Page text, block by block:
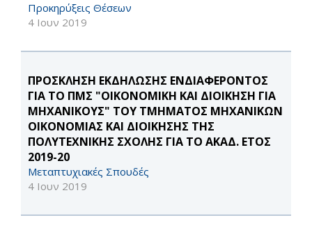
Προκηρύξεις Θέσεων
4 Ιουν 2019
ΠΡΟΣΚΛΗΣΗ ΕΚΔΗΛΩΣΗΣ ΕΝΔΙΑΦΕΡΟΝΤΟΣ
ΓΙΑ ΤΟ ΠΜΣ "ΟΙΚΟΝΟΜΙΚΗ ΚΑΙ ΔΙΟΙΚΗΣΗ ΓΙΑ
ΜΗΧΑΝΙΚΟΥΣ" ΤΟΥ ΤΜΗΜΑΤΟΣ ΜΗΧΑΝΙΚΩΝ
ΟΙΚΟΝΟΜΙΑΣ ΚΑΙ ΔΙΟΙΚΗΣΗΣ ΤΗΣ
ΠΟΛΥΤΕΧΝΙΚΗΣ ΣΧΟΛΗΣ ΓΙΑ ΤΟ ΑΚΑΔ. ΕΤΟΣ
2019-20
Μεταπτυχιακές Σπουδές
4 Ιουν 2019